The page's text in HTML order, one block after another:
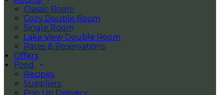
Classic Room
Cozy Double Room
Single Room
Lake View Double Room
Rates & Reservations
Offers
Food
Recipes
Suppliers
Pop Up Delivery